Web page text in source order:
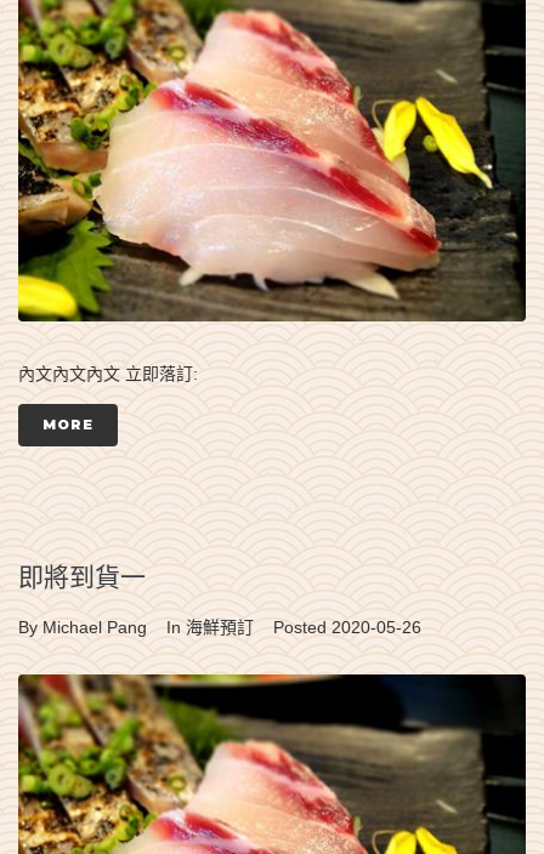
內文內文內文 立即落訂:
MORE
即將到貨一
By Michael Pang In海鮮預訂 Posted 2020-05-26